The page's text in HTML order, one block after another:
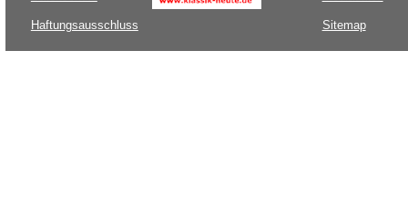
Haftungsausschluss Sitemap